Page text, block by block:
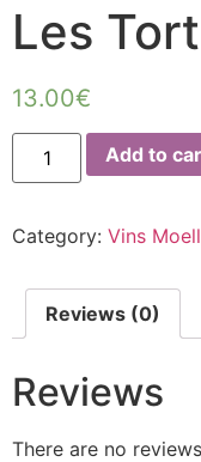
Les
13.00€
Add to
Category: Vins
Reviews (0)
Reviews
There are no